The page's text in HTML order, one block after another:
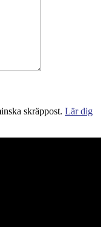
skräppost. Lär dig